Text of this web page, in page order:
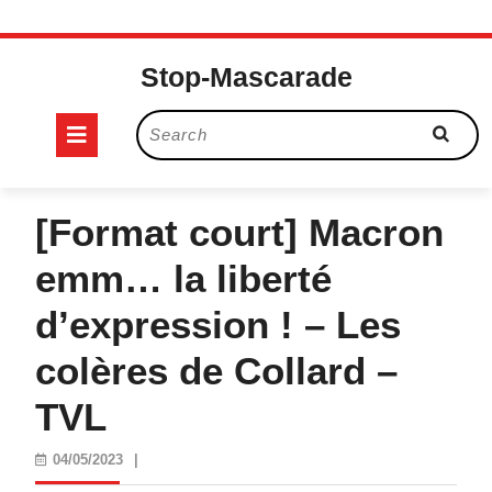
Skip
Stop-Mascarade
Open
Search
for:
[Format court] Macron
emm… la liberté
d’expression ! – Les
colères de Collard –
TVL
04/05/202304/05/2023